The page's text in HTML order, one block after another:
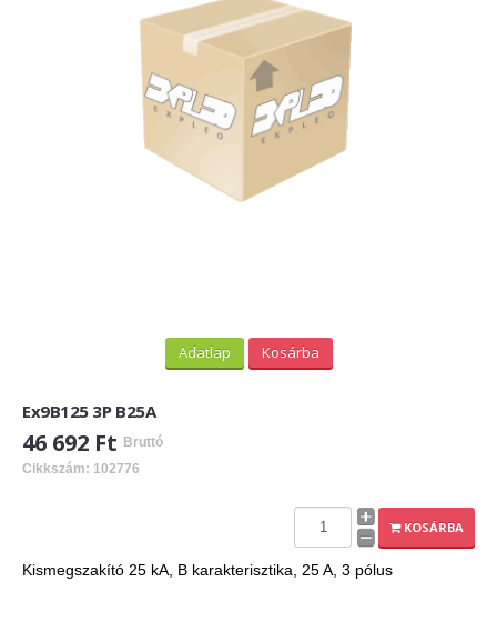
INFORMÁCIÓK
HOGYAN TUDOK ONLINE VÁSÁROLNI?
ÁRLISTA
Adatlap Kosárba
Ex9B125 3P B25A
46 692 Ft Bruttó
Cikkszám: 102776
KOSÁRBA
Kismegszakító 25 kA, B karakterisztika, 25 A, 3 pólus